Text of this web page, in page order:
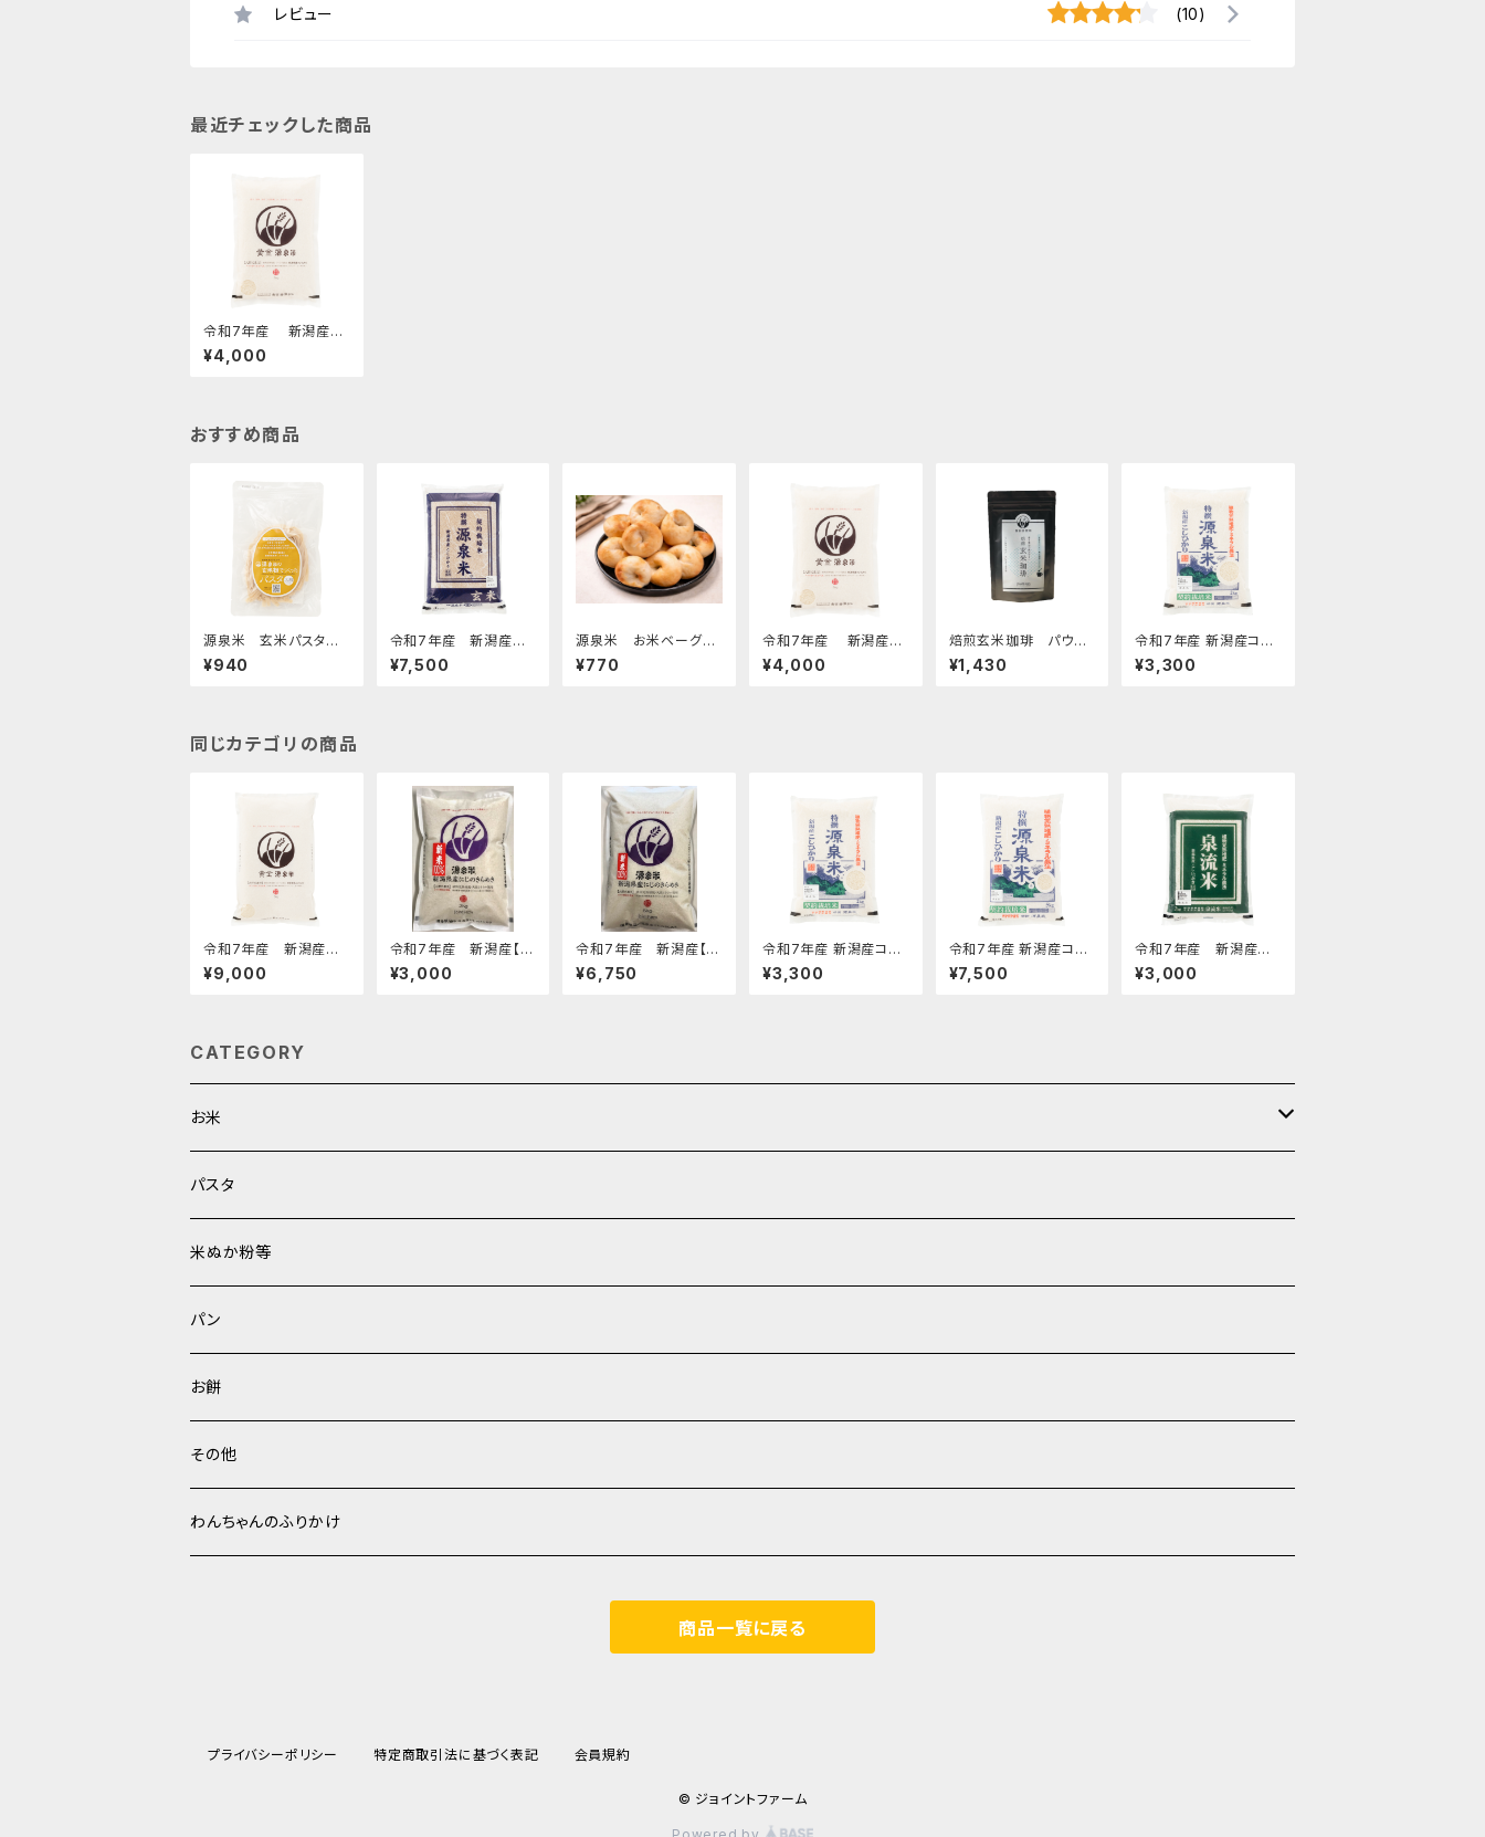
レビュー (10)
最近チェックした商品
令和7年産 新潟産コ
シヒカリ 特別栽培米
【黄金源泉米・白米】2k
¥4,000
おすすめ商品
源泉米 玄米パスタ太
麺【２個セット】
¥940
令和7年産 新潟産コ
シヒカリ【特撰源泉米・
玄米】5kg
¥7,500
源泉米 お米ベーグル
（2個入り）
¥770
令和7年産 新潟産コ
シヒカリ 特別栽培米
【黄金源泉米・白米】2k
¥4,000
焙煎玄米珈琲 パウダ
¥1,430
令和7年産 新潟産コシ
ヒカリ【特撰源泉米・白
米】2kg
¥3,300
同じカテゴリの商品
令和7年産 新潟産コ
シヒカリ 特別栽培米
【黄金源泉米・白米】5k
¥9,000
令和7年産 新潟産【源
泉米にじのきらめき・白
米】2kg
¥3,000
令和7年産 新潟産【源
泉米にじのきらめき・白
米】5kg
¥6,750
令和7年産 新潟産コシ
ヒカリ【特撰源泉米・白
米】2kg
¥3,300
令和7年産 新潟産コシ
ヒカリ【特撰源泉米・白
米】5kg
¥7,500
令和7年産 新潟産こ
しいぶき【泉流米・白米】
2kg
¥3,000
CATEGORY
お米
白米
玄米
パスタ
米ぬか粉等
パン
お餅
その他
わんちゃんのふりかけ
商品一覧に戻る
プライバシーポリシー 特定商取引法に基づく表記 会員規約
© ジョイントファーム